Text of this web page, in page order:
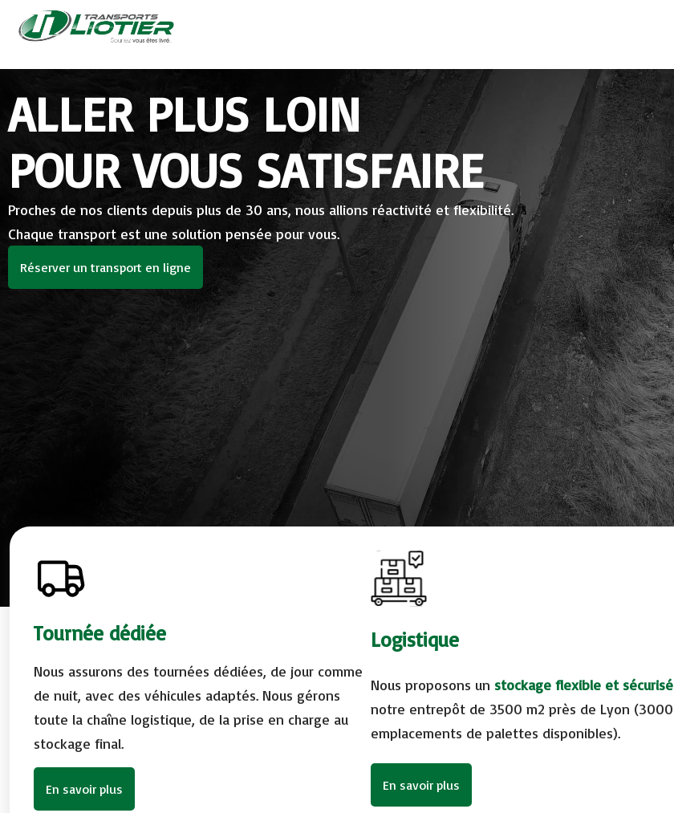
ALLER PLUS LOIN
POUR VOUS SATISFAIRE
Proches de nos clients depuis plus de 30 ans, nous allions réactivité et flexibilité.
Chaque transport est une solution pensée pour vous.
Réserver un transport en ligne
Tournée dédiée
Nous assurons des tournées dédiées, de jour comme
de nuit, avec des véhicules adaptés. Nous gérons
toute la chaîne logistique, de la prise en charge au
stockage final.
En savoir plus
Logistique
Nous proposons un stockage flexible et sécurisé
notre entrepôt de 3500 m2 près de Lyon (3000
emplacements de palettes disponibles).
En savoir plus